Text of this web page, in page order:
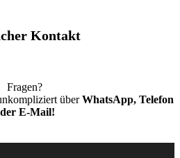
Kontakt
Fragen?
überWhatsApp, Telefon
E-Mail!